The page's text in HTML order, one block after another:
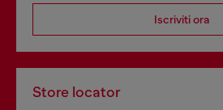
Iscriviti ora
Store locator